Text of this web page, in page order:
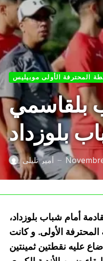
المحترفة الأولى موبيليس
بلقاسمي
بلوزداد
أمير تليلي —
أمام شباب بلوزداد،
المقبل، ضمن الجولة 11 من الرابطة المحترفة الأولى. و كانت
عليه نقطتين ثمينتين